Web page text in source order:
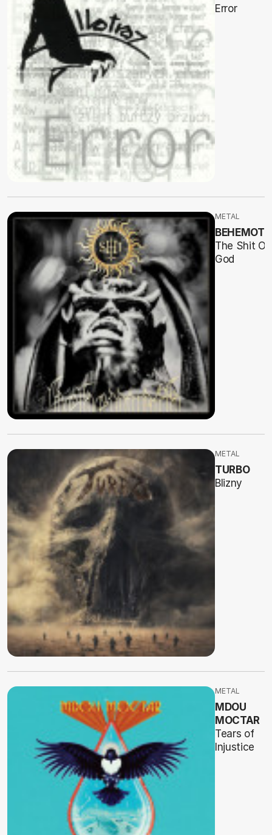
Error
METAL
BEHEMOTH
The Shit Ov
God
METAL
TURBO
Blizny
METAL
MDOU
MOCTAR
Tears of
Injustice